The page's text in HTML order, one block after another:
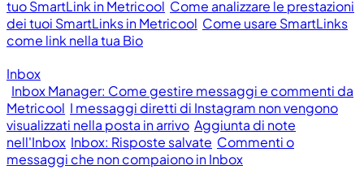
tuo SmartLink in Metricool Come analizzare le prestazioni
dei tuoi SmartLinks in Metricool Come usare SmartLinks
come link nella tua Bio
Inbox
Inbox Manager: Come gestire messaggi e commenti da
Metricool I messaggi diretti di Instagram non vengono
visualizzati nella posta in arrivo Aggiunta di note
nell'Inbox Inbox: Risposte salvate Commenti o
messaggi che non compaiono in Inbox